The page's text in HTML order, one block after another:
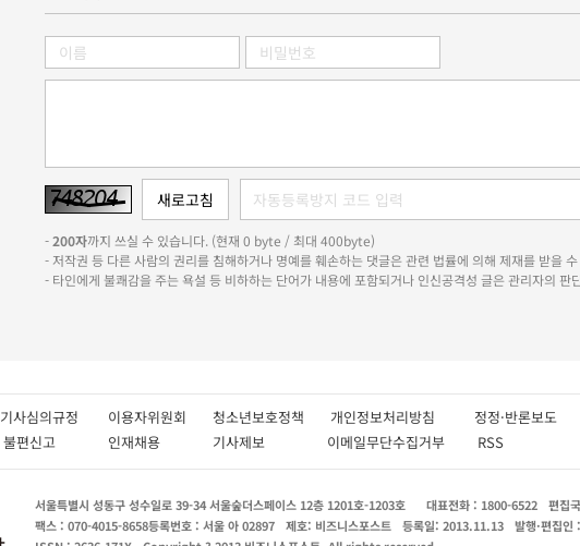
-200자까지 쓰실 수 있습니다. (현재 0 byte / 최대 400byte)
- 저작권 등 다른 사람의 권리를 침해하거나 명예를 훼손하는 댓글은 관련 법률에 의해 제재를 받을
- 타인에게 불쾌감을 주는 욕설 등 비하하는 단어가 내용에 포함되거나 인신공격성 글은 관리자의 판
기사심의규정 이용자위원회 청소년보호정책 개인정보처리방침 정정·반론보도
불편신고 인재채용 기사제보 이메일무단수집거부 RSS
서울특별시 성동구 성수일로 39-34 서울숲더스페이스 12층 1201호-1203호 대표전화 : 1800-6522 편집
팩스 : 070-4015-8658등록번호 : 서울 아 02897 제호: 비즈니스포스트 등록일: 2013.11.13 발행·편집인